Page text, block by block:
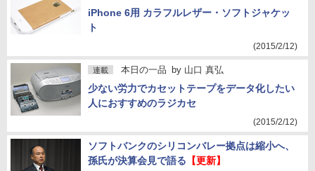
iPhone 6用 カラフルレザー・ソフトジャケッ
ト
(2015/2/12)
連載 本日の一品 by 山口 真弘
少ない労力でカセットテープをデータ化したい
人におすすめのラジカセ
(2015/2/12)
ソフトバンクのシリコンバレー拠点は縮小へ、
孫氏が決算会見で語る 【更新】